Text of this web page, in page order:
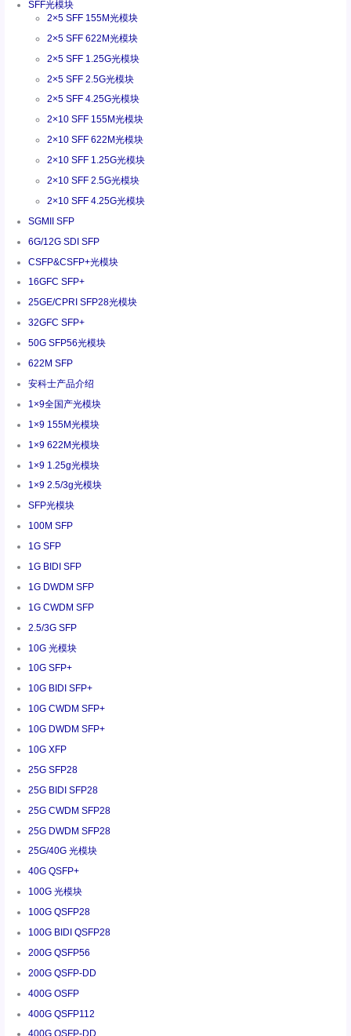
SFF光模块
2×5 SFF 155M光模块
2×5 SFF 622M光模块
2×5 SFF 1.25G光模块
2×5 SFF 2.5G光模块
2×5 SFF 4.25G光模块
2×10 SFF 155M光模块
2×10 SFF 622M光模块
2×10 SFF 1.25G光模块
2×10 SFF 2.5G光模块
2×10 SFF 4.25G光模块
SGMII SFP
6G/12G SDI SFP
CSFP&CSFP+光模块
16GFC SFP+
25GE/CPRI SFP28光模块
32GFC SFP+
50G SFP56光模块
622M SFP
安科士产品介绍
1×9全国产光模块
1×9 155M光模块
1×9 622M光模块
1×9 1.25g光模块
1×9 2.5/3g光模块
SFP光模块
100M SFP
1G SFP
1G BIDI SFP
1G DWDM SFP
1G CWDM SFP
2.5/3G SFP
10G 光模块
10G SFP+
10G BIDI SFP+
10G CWDM SFP+
10G DWDM SFP+
10G XFP
25G SFP28
25G BIDI SFP28
25G CWDM SFP28
25G DWDM SFP28
25G/40G 光模块
40G QSFP+
100G 光模块
100G QSFP28
100G BIDI QSFP28
200G QSFP56
200G QSFP-DD
400G OSFP
400G QSFP112